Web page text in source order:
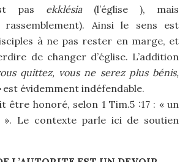
pas ekklésia(l’église ), mais
Ainsi le sens est
à ne pas rester en marge, et
de changer d’église. L’addition
quittez, vous ne serez plus bénis,
est évidemment indéfendable.
être honoré, selon 1 Tim.5 :17 : « un
». Le contexte parle ici de soutien